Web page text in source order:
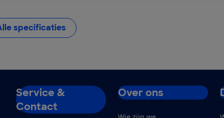
specificaties
Service &
Contact
Over ons